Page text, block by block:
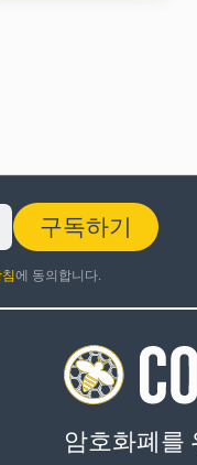
구독하기
에 동의합니다.
암호화폐를